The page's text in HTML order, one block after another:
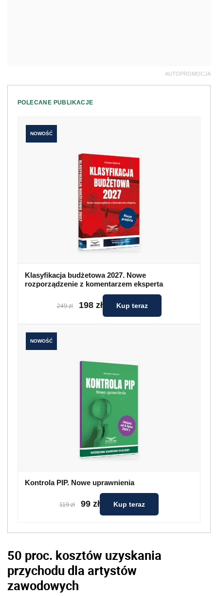
AUTOPROMOCJA
POLECANE PUBLIKACJE
NOWOŚĆ
Klasyfikacja budżetowa 2027. Nowe
rozporządzenie z komentarzem eksperta
249 zł 198 zł Kup teraz
NOWOŚĆ
Kontrola PIP. Nowe uprawnienia
119 zł 99 zł Kup teraz
50 proc. kosztów uzyskania
przychodu dla artystów
zawodowych